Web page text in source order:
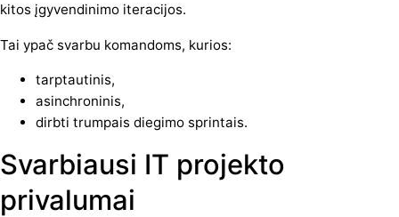
kitos įgyvendinimo iteracijos.
Tai ypač svarbu komandoms, kurios:
tarptautinis,
asinchroninis,
dirbti trumpais diegimo sprintais.
Svarbiausi IT projekto
privalumai